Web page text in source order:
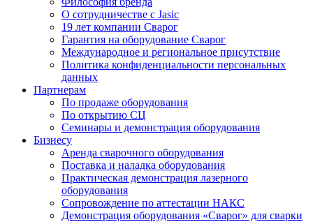
О сотрудничестве с Jasic
19 лет компании Сварог
Гарантия на оборудование Сварог
Международное и региональное присутствие
Политика конфиденциальности персональных
данных
Партнерам
По продаже оборудования
По открытию СЦ
Семинары и демонстрация оборудования
Бизнесу
Аренда сварочного оборудования
Поставка и наладка оборудования
Практическая демонстрация лазерного
оборудования
Сопровождение по аттестации НАКС
Демонстрация оборудования «Сварог» для сварки